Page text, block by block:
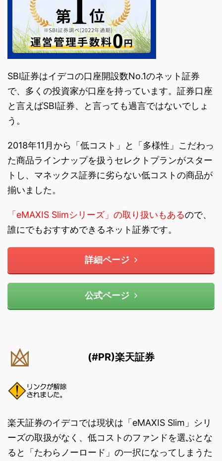
SBI証券はイデコの口座開設数No.1のネット証券
で、多くの投資家が口座を持っています。証券口座
と言えばSBI証券、と言っても過言ではないでしょ
う。
2018年11月から「低コスト」と「多様性」こだわっ
た商品ラインナップを扱うセレクトプランがスター
トし、マネックス証券に劣らない低コストの商品が
揃いました。
「eMAXIS Slimシリーズ」の取り扱いもあるので、
誰にでもおすすめできるネット証券です。
詳細ページ
公式ページ
(#PR)楽天証券
楽天証券のイデコでは現状は「eMAXIS Slim」シリ
ーズの取扱がなく、低コストのファンドを選ぶとな
ると「たわらノーロード」の一択になってしまうた